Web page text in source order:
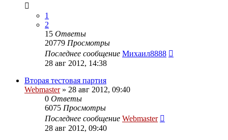
1
2
15 Ответы
20779 Просмотры
Последнее сообщение Михаил8888
28 авг 2012, 14:38
Вторая тестовая партия
Webmaster» 28 авг 2012, 09:40
0 Ответы
6075 Просмотры
Последнее сообщение Webmaster
28 авг 2012, 09:40